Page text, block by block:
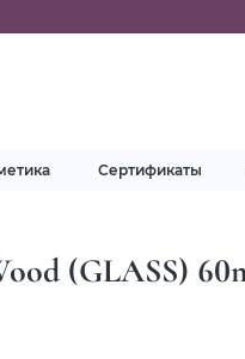
Сертификаты
(GLASS)